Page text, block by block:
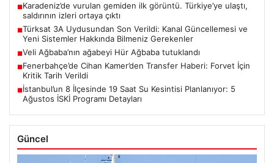
■Karadeniz’de vurulan gemiden ilk görüntü. Türkiye’ye ulaştı,
saldırının izleri ortaya çıktı
■Türksat 3A Uydusundan Son Verildi: Kanal Güncellemesi ve
Yeni Sistemler Hakkında Bilmeniz Gerekenler
■Veli Ağbaba’nın ağabeyi Hür Ağbaba tutuklandı
■Fenerbahçe’de Cihan Kamer’den Transfer Haberi: Forvet İçin
Kritik Tarih Verildi
■İstanbul’un 8 İlçesinde 19 Saat Su Kesintisi Planlanıyor: 5
Ağustos İSKİ Programı Detayları
Güncel